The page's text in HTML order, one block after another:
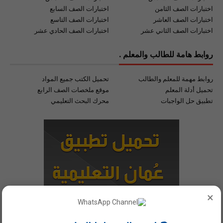
×
اختبارات الصف السابع
اختبارات الصف الثامن
اختبارات الصف التاسع
اختبارات الصف العاشر
اختبارات الصف الحادي عشر
اختبارات الصف الثاني عشر
روابط هامة للطالب والمعلم .
تحميل الكتب جميع المواد
روابط مهمة للمعلم والطالب
موقع ملخصات الصف الرابع
تحميل أدلة المعلم
محرك البحث التعليمي
تطبيق حل الواجبات